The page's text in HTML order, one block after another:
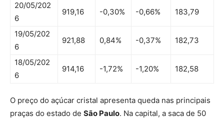
20/05/202
6
919,16 -0,30% -0,66% 183,79
19/05/202
6
921,88 0,84% -0,37% 182,73
18/05/202
6
914,16 -1,72% -1,20% 182,58
O preço do açúcar cristal apresenta queda nas principais
praças do estado de São Paulo. Na capital, a saca de 50